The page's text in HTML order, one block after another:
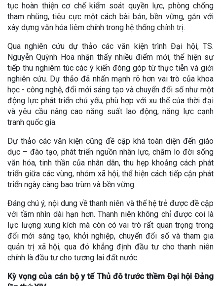
tục hoàn thiện cơ chế kiểm soát quyền lực, phòng chống
tham nhũng, tiêu cực một cách bài bản, bền vững, gắn với
xây dựng văn hóa liêm chính trong hệ thống chính trị.
Qua nghiên cứu dự thảo các văn kiện trình Đại hội, TS.
Nguyễn Quỳnh Hoa nhận thấy nhiều điểm mới, thể hiện sự
tiếp thu nghiêm túc các ý kiến đóng góp từ thực tiễn và giới
nghiên cứu. Dự thảo đã nhấn mạnh rõ hơn vai trò của khoa
học - công nghệ, đổi mới sáng tạo và chuyển đổi số như một
động lực phát triển chủ yếu, phù hợp với xu thế của thời đại
và yêu cầu nâng cao năng suất lao động, năng lực cạnh
tranh quốc gia.
Dự thảo các văn kiện cũng đề cập khá toàn diện đến giáo
dục – đào tạo, phát triển nguồn nhân lực, chăm lo đời sống
văn hóa, tinh thần của nhân dân, thu hẹp khoảng cách phát
triển giữa các vùng, nhóm xã hội, thể hiện cách tiếp cận phát
triển ngày càng bao trùm và bền vững.
Đáng chú ý, nội dung về thanh niên và thế hệ trẻ được đề cập
với tầm nhìn dài hạn hơn. Thanh niên không chỉ được coi là
lực lượng xung kích mà còn có vai trò rất quan trọng trong
đổi mới sáng tạo, khởi nghiệp, chuyển đổi số và tham gia
quản trị xã hội, qua đó khẳng định đầu tư cho thanh niên
chính là đầu tư cho tương lai đất nước.
Kỳ vọng của cán bộ y tế Thủ đô trước thềm Đại hội Đảng